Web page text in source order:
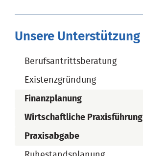
Unsere Unterstützung
Berufsantrittsberatung
Existenzgründung
Finanzplanung
Wirtschaftliche Praxisführung
Praxisabgabe